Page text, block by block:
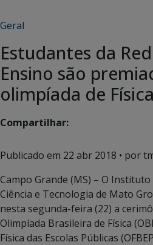
Geral
Estudantes da
Ensino são
olimpíada de Física
Compartilhar:
Publicado em 22 abr 2018 • por
Campo Grande (MS) – O Instituto
Ciência e Tecnologia de Mato
nesta segunda-feira (22) a
Olimpíada Brasileira de Física
Física das Escolas Públicas